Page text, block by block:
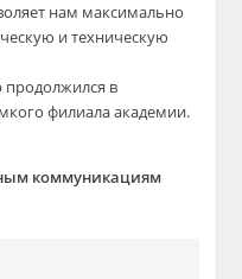
нам максимально
и техническую
продолжился в
филиала академии.
коммуникациям